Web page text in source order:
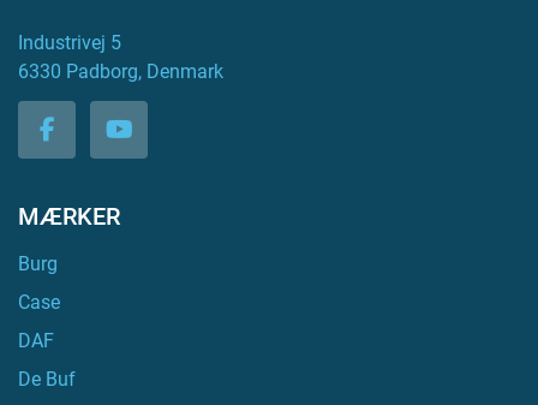
Industrivej 5
6330 Padborg, Denmark
facebookyoutube
MÆRKER
Burg
Case
DAF
De Buf